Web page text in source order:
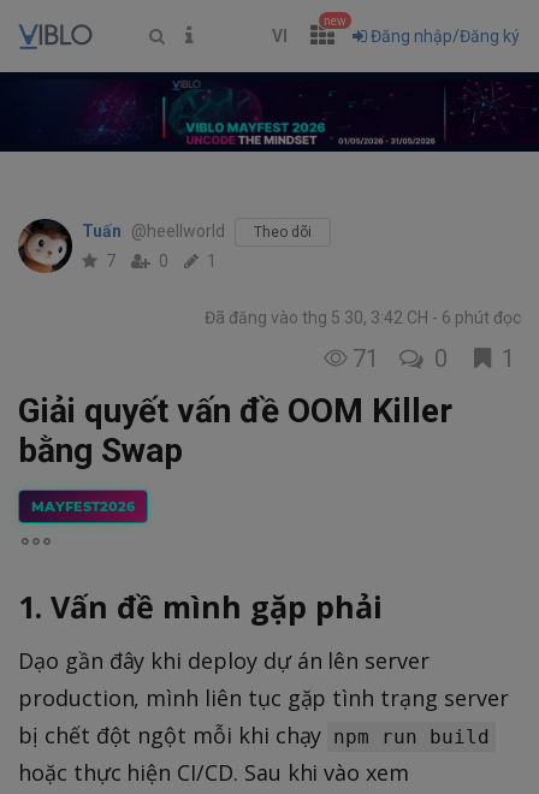
VI
new
Đăng nhập/Đăng ký
Tuấn @heellworld Theo dõi
7 0 1
Đã đăng vào thg 5 30, 3:42 CH 6 phút đọc
71 0 1
Giải quyết vấn đề OOM Killer
bằng Swap
MAYFEST2026
1. Vấn đề mình gặp phải
Dạo gần đây khi deploy dự án lên server
production, mình liên tục gặp tình trạng server
bị chết đột ngột mỗi khi chạy npm run build
hoặc thực hiện CI/CD. Sau khi vào xem